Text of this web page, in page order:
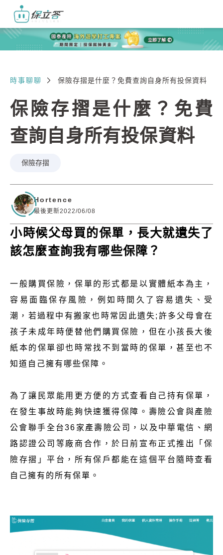
時事聊聊 保險存摺是什麼？免費查詢自身所有投保資料
保險存摺是什麼？免費
查詢自身所有投保資料
保險存摺
Hortence
最後更新2022/06/08
小時候父母買的保單，長大就遺失了
該怎麼查詢我有哪些保障？
一般購買保險，保單的形式都是以實體紙本為主，
容易面臨保存風險，例如時間久了容易遺失、受
潮，若過程中有搬家也時常因此遺失;許多父母會在
孩子未成年時便替他們購買保險，但在小孩長大後
紙本的保單卻也時常找不到當時的保單，甚至也不
知道自己擁有哪些保障。
為了讓民眾能用更方便的方式查看自己持有保單，
在發生事故時能夠快速獲得保障。壽險公會與產險
公會聯手全台36家產壽險公司，以及中華電信、網
路認證公司等廠商合作，於日前宣布正式推出「保
險存摺」平台，所有保戶都能在這個平台隨時查看
自己擁有的所有保單。